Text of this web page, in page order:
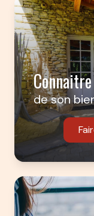
de son